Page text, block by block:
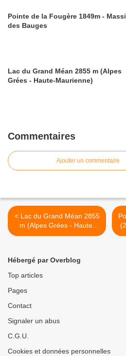
Pointe de la Fougère 1849m -
des Bauges
Lac du Grand Méan 2855 m (Alpes
Grées - Haute-Maurienne)
Commentaires
Ajouter un commentaire
< Lac du Grand Méan 2855
m (Alpes Grées - Haute-
Maurienne)
Hébergé par Overblog
Top articles
Pages
Contact
Signaler un abus
C.G.U.
Cookies et données personnelles